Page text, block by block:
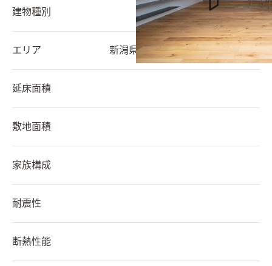
建物種別
エリア 新潟県津南町
延床面積
敷地面積
家族構成
耐震性
断熱性能